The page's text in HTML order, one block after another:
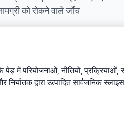
को रोकने वाले जाँच।
में परियोजनाओं, नीतियों,
द्वारा उत्पादित सार्वजनिक